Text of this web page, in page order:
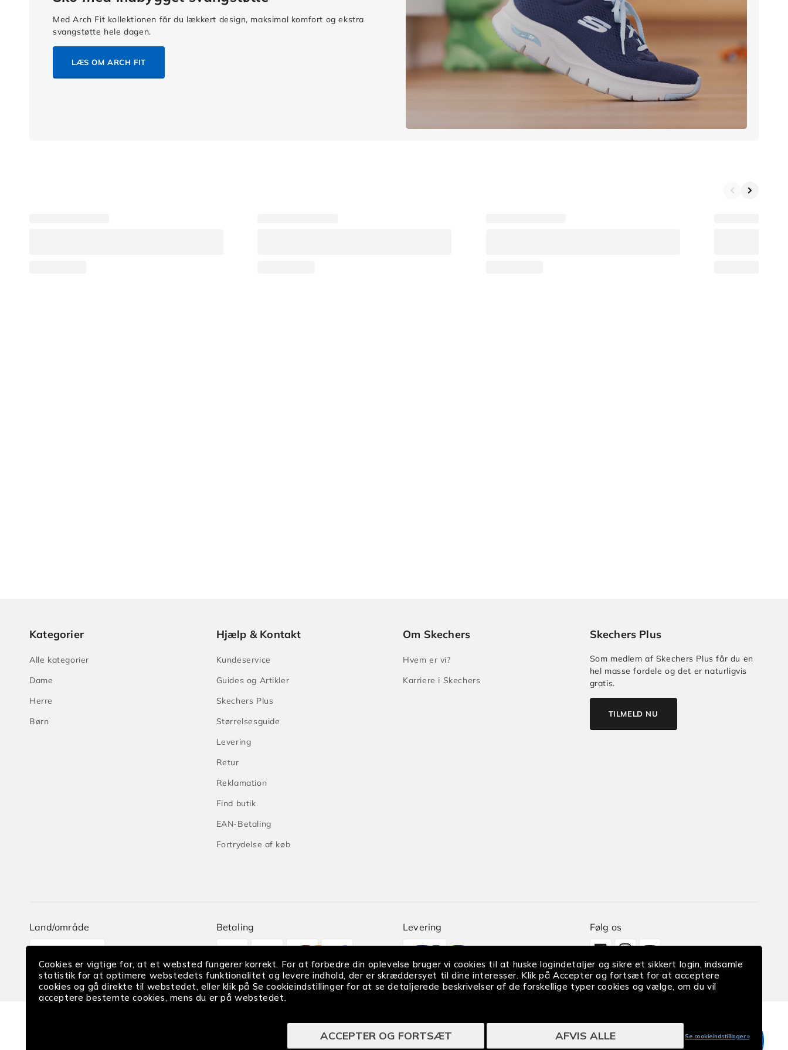
Med Arch Fit kollektionen får du lækkert design, maksimal komfort og ekstra
svangstøtte hele dagen.
LÆS OM ARCH FIT
Kategorier
Alle kategorier
Dame
Herre
Børn
Hjælp & Kontakt
Kundeservice
Guides og Artikler
Skechers Plus
Størrelsesguide
Levering
Retur
Reklamation
Find butik
EAN-Betaling
Fortrydelse af køb
Om Skechers
Hvem er vi?
Karriere i Skechers
Skechers Plus
Som medlem af Skechers Plus får du en
hel masse fordele og det er naturligvis
gratis.
TILMELD NU
Land/område
Betaling
Betalingsmetoder
Levering
Translation
missing:
da.sections.footer.delivery
Følg os
Cookies er vigtige for, at et websted fungerer korrekt. For at forbedre din oplevelse bruger vi cookies til at huske logindetaljer og sikre et sikkert login, indsamle
statistik for at optimere webstedets funktionalitet og levere indhold, der er skræddersyet til dine interesser. Klik på Accepter og fortsæt for at acceptere
cookies og gå direkte til webstedet, eller klik på Se cookieindstillinger for at se detaljerede beskrivelser af de forskellige typer cookies og vælge, om du vil
acceptere bestemte cookies, mens du er på webstedet.
Se cookieindstillinger »
ACCEPTER OG FORTSÆT AFVIS ALLE